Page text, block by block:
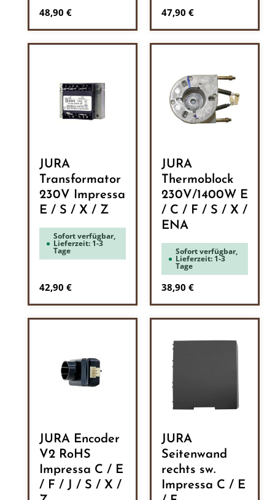
Regulärer Preis:
48,90 € Regulärer Preis:
47,90 €
JURA
Transformator
230V Impressa
E / S / X / Z
Sofort verfügbar,
Lieferzeit: 1-3
Tage
Regulärer Preis:
42,90 €
JURA
Thermoblock
230V/1400W E
/ C / F / S / X /
ENA
Sofort verfügbar,
Lieferzeit: 1-3
Tage
Regulärer Preis:
38,90 €
JURA Encoder
V2 RoHS
Impressa C / E
/ F / J / S / X /
JURA
Seitenwand
rechts sw.
Impressa C / E